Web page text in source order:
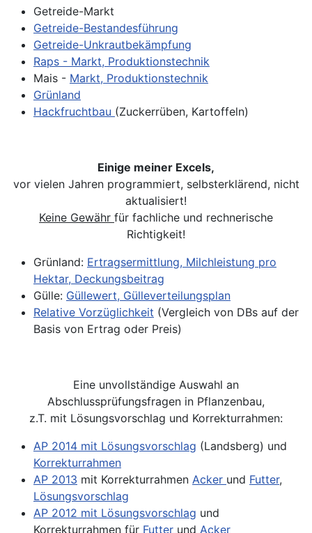
Getreide-Markt
Getreide-Bestandesführung
Getreide-Unkrautbekämpfung
Raps - Markt, Produktionstechnik
Mais - Markt, Produktionstechnik
Grünland
Hackfruchtbau (Zuckerrüben, Kartoffeln)
Einige meiner Excels,
vor vielen Jahren programmiert, selbsterklärend, nicht
aktualisiert!
Keine Gewähr für fachliche und rechnerische
Richtigkeit!
Grünland: Ertragsermittlung, Milchleistung pro
Hektar, Deckungsbeitrag
Gülle: Güllewert, Gülleverteilungsplan
Relative Vorzüglichkeit (Vergleich von DBs auf der
Basis von Ertrag oder Preis)
Eine unvollständige Auswahl an
Abschlussprüfungsfragen in Pflanzenbau,
z.T. mit Lösungsvorschlag und Korrekturrahmen:
AP 2014 mit Lösungsvorschlag (Landsberg) und
Korrekturrahmen
AP 2013 mit Korrekturrahmen Acker und Futter,
Lösungsvorschlag
AP 2012 mit Lösungsvorschlag und
Korrekturrahmen für Futter und Acker